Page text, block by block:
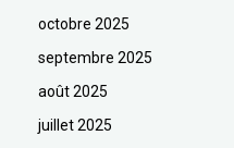
octobre 2025
septembre 2025
août 2025
juillet 2025